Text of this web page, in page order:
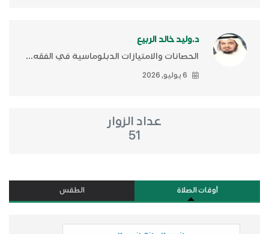
د.وليد خالد الربيع
الحصانات والامتيازات الدبلوماسية في الفقه...
6 يوليو, 2026
عداد الزوار
51
أوقات الصلاة الطقس